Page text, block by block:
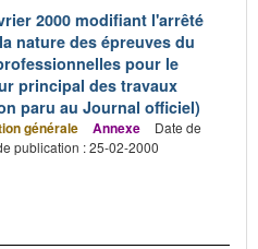
2000 modifiant l'arrêté
nature des épreuves du
pour le
principal des travaux
paru au Journal officiel)
générale Annexe
Date de
publication : 25-02-2000